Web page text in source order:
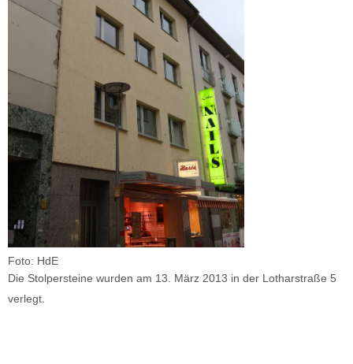
Foto: HdE
Die Stolpersteine wurden am 13. März 2013 in der Lotharstraße 5
verlegt.